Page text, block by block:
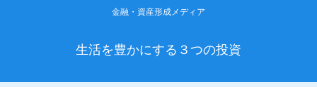
金融・資産形成メディア
生活を豊かにする３つの投資